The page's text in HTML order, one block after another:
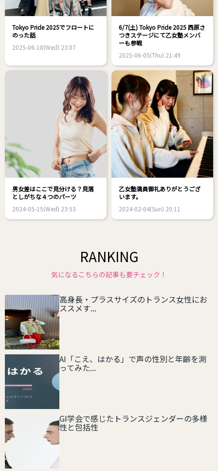
Tokyo Pride 2025でフロートに
のった話
2025-06-18(Wed) 23:07
6/7(土) Tokyo Pride 2025 西原さ
つきステージにて乙女塾メンバ
ーも参戦
2025-06-05(Thu) 21:49
男女差はここで見分ける？見落
としがちな４つのパーツ
2024-05-15(Wed) 23:53
乙女塾満員御礼ありがとうござ
います。
2024-02-04(Sun) 20:11
RANKING
気になるこちらの記事も要チェック！
高身長・プラスサイズのトランス女性にお
ススメす...
AI「こえ、はかる」で声の性別と年齢を測
ってみた...
GI学会で感じたトランスジェンダーの多様
性と包括性